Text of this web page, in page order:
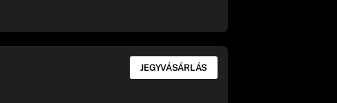
JEGYVÁSÁRLÁS